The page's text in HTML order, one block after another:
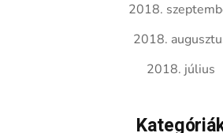
2018.
2018.
2018. július